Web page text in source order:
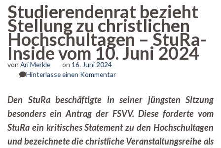
Studierendenrat bezieht
Stellung zu christlichen
Hochschultagen – StuRa-
Inside vom 10. Juni 2024
von Ari Merkle on 16. Juni 2024
Hinterlasse einen Kommentarzu
Stellung
zu
christlichen
Hochschultagen
–
Den StuRa beschäftigte in seiner jüngsten Sitzung
besonders ein Antrag der FSVV. Diese forderte vom
StuRa ein kritisches Statement zu den Hochschultagen
und bezeichnete die christliche Veranstaltungsreihe als